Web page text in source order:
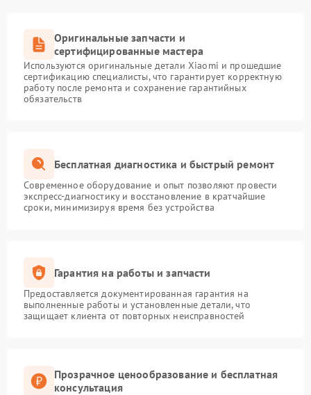
Оригинальные запчасти и
сертифицированные мастера
Используются оригинальные детали Xiaomi и прошедшие
сертификацию специалисты, что гарантирует корректную
работу после ремонта и сохранение гарантийных
обязательств
Бесплатная диагностика и быстрый ремонт
Современное оборудование и опыт позволяют провести
экспресс-диагностику и восстановление в кратчайшие
сроки, минимизируя время без устройства
Гарантия на работы и запчасти
Предоставляется документированная гарантия на
выполненные работы и установленные детали, что
защищает клиента от повторных неисправностей
Прозрачное ценообразование и бесплатная
консультация